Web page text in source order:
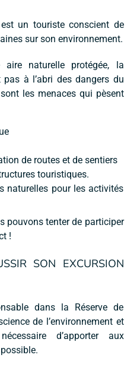
un touriste conscient de
sur son environnement.
aire naturelle protégée, la
pas à l’abri des dangers du
les menaces qui pèsent
de routes et de sentiers
touristiques.
naturelles pour les activités
pouvons tenter de participer
!
SON EXCURSION
dans la Réserve de
de l’environnement et
d’apporter aux